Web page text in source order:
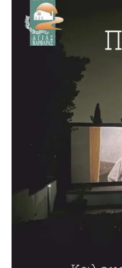
«Συνταγματικοί
Μπροστά στο 2000: Ένα
(1998), «Η Βουλευτική
του Αιώνα» (2002),
(2005), «Η
(2006), «Η Αναγκαία
στρατοί-Η Δύση και η
Φονταμενταλισμού»
(2008)και τη δίγλωσση
Κοινοβούλιο 2004-
άρθρα πολιτικού και
Επισκέφθηκε, επίσημα
Δυτική Γερμανία και τις
Τιμήθηκε από τον τότε
Παπούλια με τον
και με άλλα ανώτερα